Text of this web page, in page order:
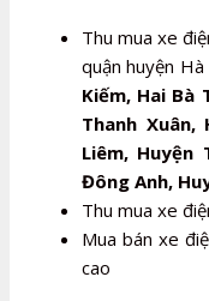
Thu mua xe
quận huyện
Kiếm, Hai Bà
Thanh Xuân,
Liêm, Huyện
Đông Anh,
Thu mua xe
Mua bán xe
cao